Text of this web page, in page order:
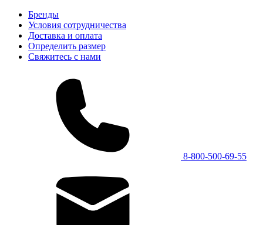
Бренды
Условия сотрудничества
Доставка и оплата
Определить размер
Свяжитесь с нами
8-800-500-69-55